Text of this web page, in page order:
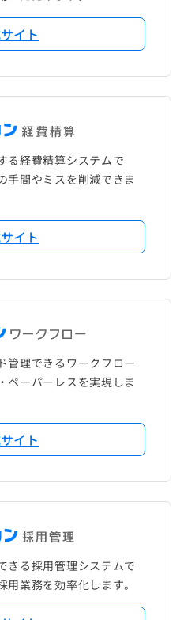
イト
る経費精算システムで
手間やミスを削減できま
イト
管理できるワークフロー
ペーパーレスを実現しま
イト
きる採用管理システムで
業務を効率化します。